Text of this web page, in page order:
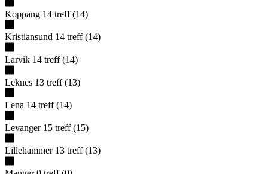
Koppang 14 treff (14)
Kristiansund 14 treff (14)
Larvik 14 treff (14)
Leknes 13 treff (13)
Lena 14 treff (14)
Levanger 15 treff (15)
Lillehammer 13 treff (13)